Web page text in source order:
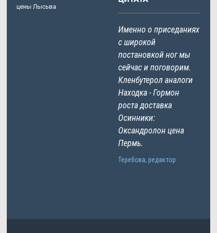
цены Лысьва
Именно о приседаниях
с широкой
постановкой ног мы
сейчас и поговорим.
Кленбутерол аналоги
Находка - Гормон
роста доставка
Осинники:
Оксандролон цена
Пермь.
Теребова, редактор